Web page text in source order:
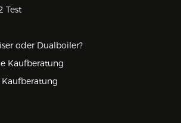
Test
oder Dualboiler?
Kaufberatung